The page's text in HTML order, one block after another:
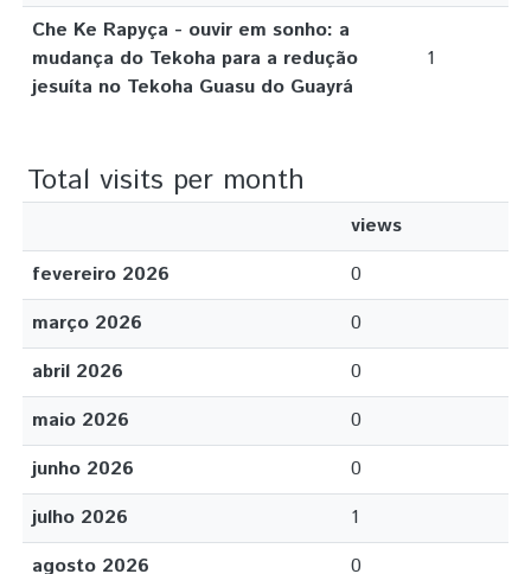
Che Ke Rapyça - ouvir em sonho: a
mudança do Tekoha para a redução
jesuíta no Tekoha Guasu do Guayrá
1
Total visits per month
views
fevereiro 2026
0
março 2026
0
abril 2026
0
maio 2026
0
junho 2026
0
julho 2026
1
agosto 2026
0